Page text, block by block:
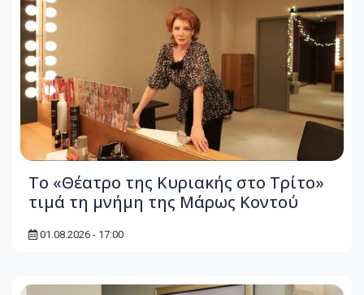
Το «Θέατρο της Κυριακής στο Τρίτο»
τιμά τη μνήμη της Μάρως Κοντού
01.08.2026 - 17:00